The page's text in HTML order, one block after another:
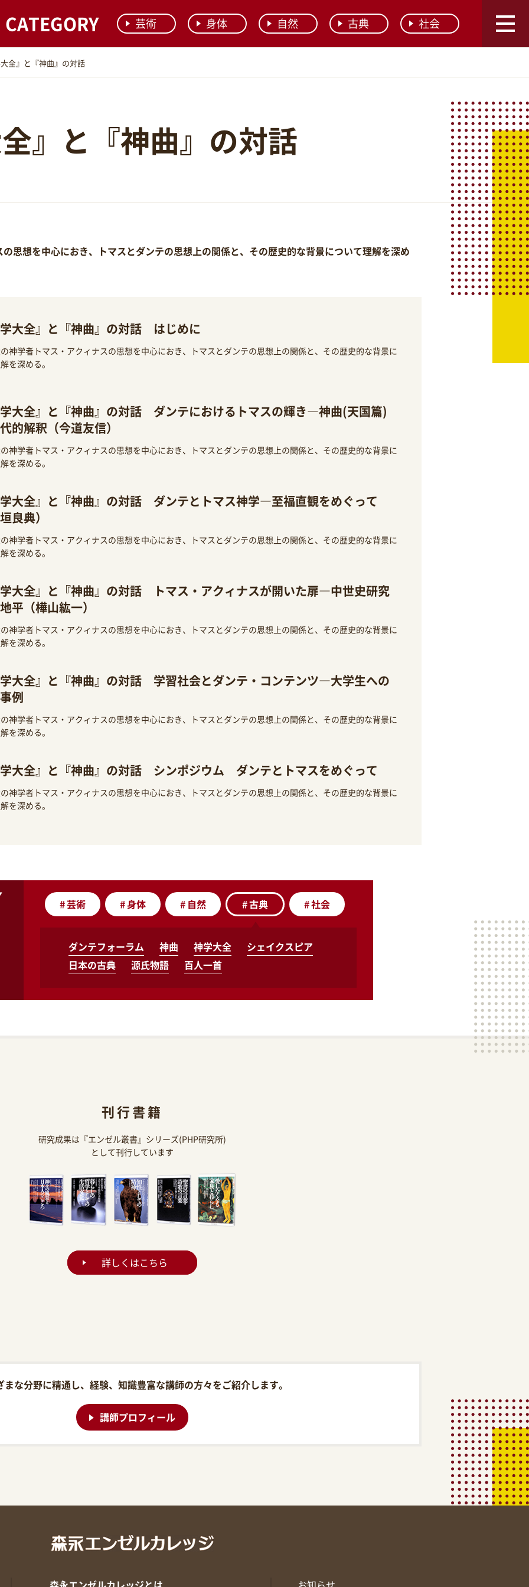
CATEGORY 芸術 身体 自然 古典 社会
全』と『神曲』の対話
』と『神曲』の対話
思想を中心におき、トマスとダンテの思想上の関係と、その歴史的な背景について理解を深め
大全』と『神曲』の対話 はじめに
神学者トマス・アクィナスの思想を中心におき、トマスとダンテの思想上の関係と、その歴史的な背景に
を深める。
大全』と『神曲』の対話 ダンテにおけるトマスの輝き―神曲(天国篇)
的解釈（今道友信）
神学者トマス・アクィナスの思想を中心におき、トマスとダンテの思想上の関係と、その歴史的な背景に
を深める。
大全』と『神曲』の対話 ダンテとトマス神学―至福直観をめぐって
良典）
神学者トマス・アクィナスの思想を中心におき、トマスとダンテの思想上の関係と、その歴史的な背景に
を深める。
大全』と『神曲』の対話 トマス・アクィナスが開いた扉―中世史研究
平（樺山紘一）
神学者トマス・アクィナスの思想を中心におき、トマスとダンテの思想上の関係と、その歴史的な背景に
を深める。
大全』と『神曲』の対話 学習社会とダンテ・コンテンツ―大学生への
例
神学者トマス・アクィナスの思想を中心におき、トマスとダンテの思想上の関係と、その歴史的な背景に
を深める。
大全』と『神曲』の対話 シンポジウム ダンテとトマスをめぐって
神学者トマス・アクィナスの思想を中心におき、トマスとダンテの思想上の関係と、その歴史的な背景に
を深める。
#芸術 #身体 # 自然 #古典
ダンテフォーラム 神曲 神学大全
シェイクスピア
日本の古典
源氏物語 百人一首
#社会
刊行書籍
研究成果は『エンゼル叢書』シリーズ(PHP研究所)
として刊行しています
詳しくはこちら
まな分野に精通し、経験、知識豊富な講師の方々をご紹介します。
講師プロフィール